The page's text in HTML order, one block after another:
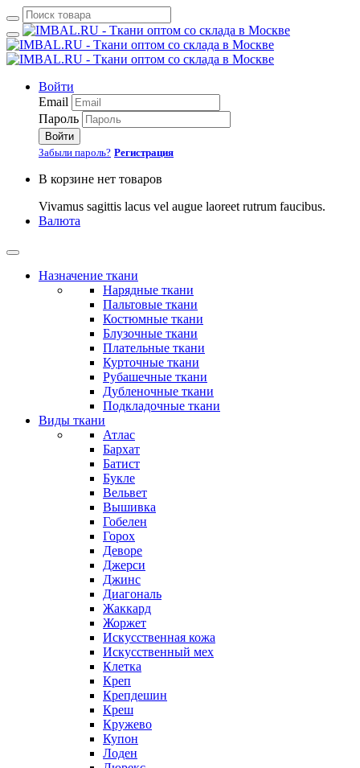
Войти
Email
Пароль
Войти
Забыли пароль? Регистрация
В корзине нет товаров
Vivamus sagittis lacus vel augue laoreet rutrum faucibus.
Валюта
Назначение ткани
Нарядные ткани
Пальтовые ткани
Костюмные ткани
Блузочные ткани
Плательные ткани
Курточные ткани
Рубашечные ткани
Дубленочные ткани
Подкладочные ткани
Виды ткани
Атлас
Бархат
Батист
Букле
Вельвет
Вышивка
Гобелен
Горох
Деворе
Джерси
Джинс
Диагональ
Жаккард
Жоржет
Искусственная кожа
Искусственный мех
Клетка
Креп
Крепдешин
Креш
Кружево
Купон
Лоден